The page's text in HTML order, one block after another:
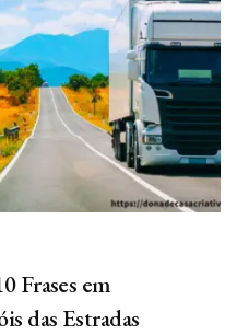
Frases em
das Estradas